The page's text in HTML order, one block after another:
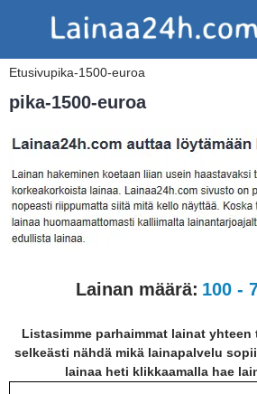
Etusivupika-1500-euroa
pika-1500-euroa
Lainan määrä: 100 -
Listasimme parhaimmat lainat
selkeästi nähdä mikä lainapalvelu
lainaa heti klikkaamalla hae